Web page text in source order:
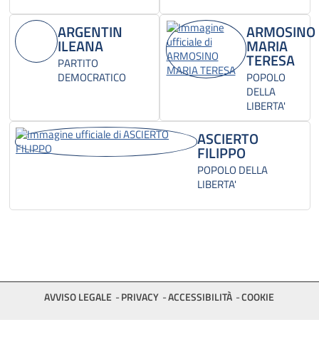
ARGENTIN
ILEANA
PARTITO
DEMOCRATICO
ARMOSINO
MARIA
TERESA
POPOLO
DELLA
LIBERTA'
ASCIERTO
FILIPPO
POPOLO DELLA
LIBERTA'
AVVISO LEGALE PRIVACY ACCESSIBILITÀ COOKIE